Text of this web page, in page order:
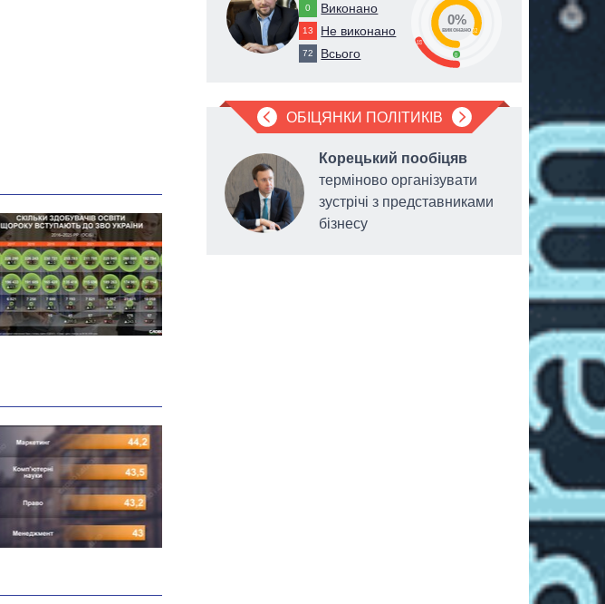
0 Виконано
13 Не виконано
72 Всього
18
0
82
0%
виконано
ОБІЦЯНКИ ПОЛІТИКІВ
щодо підвищення тарифів
на воду в Умані
Корецький пообіцяв
терміново організувати
зустрічі з представниками
бізнесу